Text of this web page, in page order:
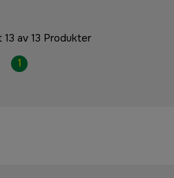
av 13 Produkter
1